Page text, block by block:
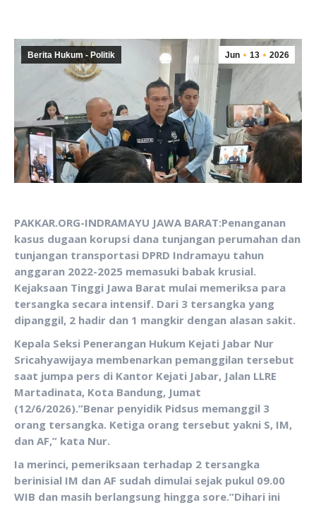
Jun 13 2026
Berita Hukum - Politik
PAKKAR.ORG-INDRAMAYU JAWA BARAT:Penanganan
kasus dugaan korupsi dana tunjangan perumahan dan
tunjangan transportasi DPRD Indramayu tahun
anggaran 2022-2025 memasuki babak krusial.
Kejaksaan Tinggi Jawa Barat mulai memeriksa para
tersangka secara intensif. Dari 3 tersangka yang
dipanggil, 2 hadir dan 1 mangkir dengan alasan sakit.
Kepala Seksi Penerangan Hukum Kejati Jabar Nur
Sricahyawijaya membenarkan pemanggilan tersebut
saat jumpa pers di Kantor Kejati Jabar, Jalan LLRE
Martadinata, Kota Bandung, Jumat
(12/6/2026).‎”Benar penyidik Pidsus memanggil 3
orang tersangka. Ketiga orang tersebut yakni S, IM,
dan AF,” kata Nur.
Ia merinci, pemeriksaan terhadap 2 tersangka
berinisial IM dan AF sudah dimulai sejak pukul 09.00
WIB dan masih berlangsung hingga sore.‎”Dihari ini